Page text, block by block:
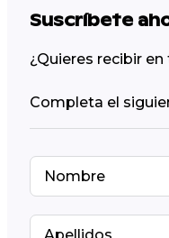
Suscríbete
¿Quieres recibir
Completa el